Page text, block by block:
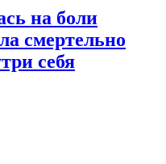
на боли
смертельно
себя